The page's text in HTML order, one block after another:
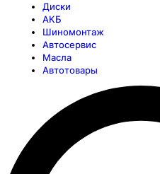
Диски
АКБ
Шиномонтаж
Автосервис
Масла
Автотовары